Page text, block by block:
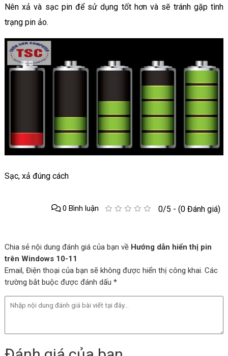
Nên xả và sạc pin để sử dụng tốt hơn và sẽ tránh gặp tình
trạng pin ảo.
Sạc, xả đúng cách
0/5 - (0 Đánh giá)
0 Bình luận
Chia sẻ nội dung đánh giá của bạn về Hướng dẫn hiển thị pin
trên Windows 10-11
Email, Điện thoại của bạn sẽ không được hiển thị công khai. Các
trường bắt buộc được đánh dấu *